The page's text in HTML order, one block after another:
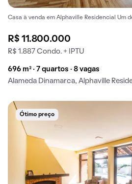
Casa à venda em Alphaville Residencial Um
R$ 11.800.000
R$ 1.887 Condo. + IPTU
696 m² · 7 quartos · 8 vagas
Alameda Dinamarca, Alphaville
Ótimo preço